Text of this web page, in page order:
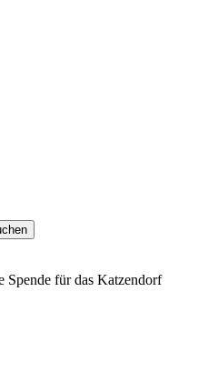
Spende für das Katzendorf